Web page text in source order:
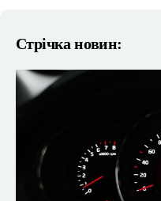
Стрічка новин: